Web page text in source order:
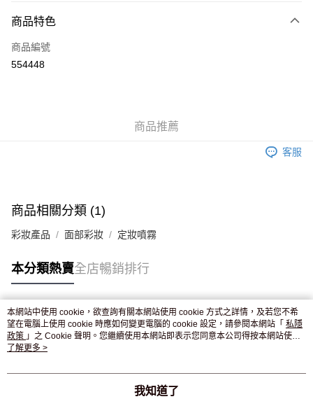
信用卡
Apple Pay
付款後門市自取，訂單確認後2-4個工作天到店，7天內取。逾期後
商品特色
商品編號
554448
商品推薦
客服
商品相關分類 (1)
彩妝產品 面部彩妝 定妝噴霧
本分類熱賣全店暢銷排行
熱門標籤
熱銷排行
本網站中使用 cookie，欲查詢有關本網站使用 cookie 方式之詳情，及若您不希
望在電腦上使用 cookie 時應如何變更電腦的 cookie 設定，請參閱本網站「 私隱
政策 」之 Cookie 聲明。您繼續使用本網站即表示您同意本公司得按本網站使用
條款之 Cookie 聲明使用 cookie。
了解更多 >
我知道了